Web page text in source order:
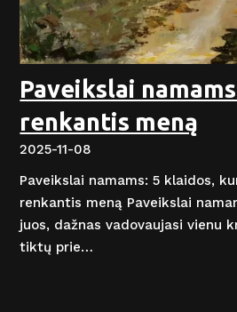
Paveikslai
renkantis meną
2025-11-08
Paveikslai namams: 5 klaidos,
renkantis meną Paveikslai
juos, dažnas vadovaujasi vienu
tiktų prie…